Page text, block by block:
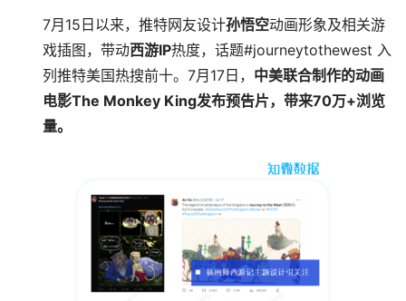
7月15日以来，推特网友设计孙悟空动画形象及相关游
戏插图，带动西游IP热度，话题#journeytothewest 入
列推特美国热搜前十。7月17日， 中美联合制作的动画
电影The Monkey King发布预告片，带来70万+浏览
量。